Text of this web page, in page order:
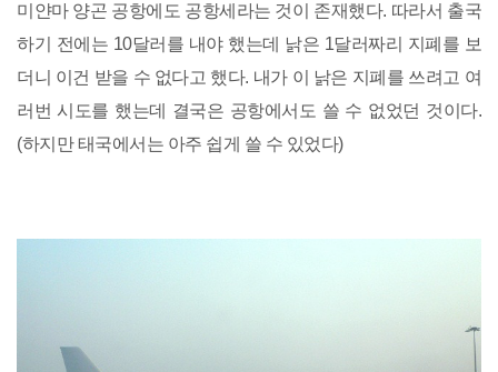
미얀마 양곤 공항에도 공항세라는 것이 존재했다. 따라서 출국
하기 전에는 10달러를 내야 했는데 낡은 1달러짜리 지폐를 보
더니 이건 받을 수 없다고 했다. 내가 이 낡은 지폐를 쓰려고 여
러번 시도를 했는데 결국은 공항에서도 쓸 수 없었던 것이다.
(하지만 태국에서는 아주 쉽게 쓸 수 있었다)